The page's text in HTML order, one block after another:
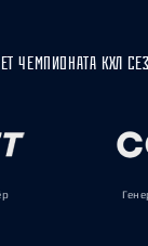
ЧЕМПИОНАТА КХЛ